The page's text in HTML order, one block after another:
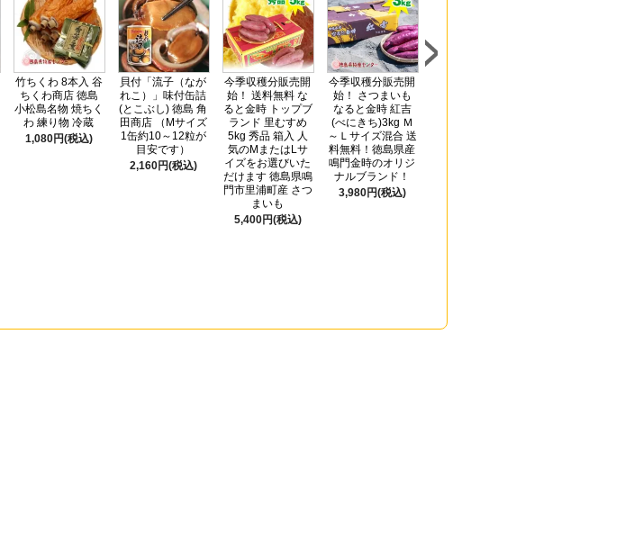
竹ちくわ 8本入 谷
ちくわ商店 徳島
小松島名物 焼ちく
わ 練り物 冷蔵
1,080円(税込)
貝付「流子（なが
れこ）」味付缶詰
(とこぶし) 徳島 角
田商店 （Mサイズ
1缶約10～12粒が
目安です）
2,160円(税込)
今季収穫分販売開
始！ 送料無料 な
ると金時 トップブ
ランド 里むすめ
5kg 秀品 箱入 人
気のMまたはLサ
イズをお選びいた
だけます 徳島県鳴
門市里浦町産 さつ
まいも
5,400円(税込)
今季収穫分販売開
始！ さつまいも
なると金時 紅吉
(べにきち)3kg Ｍ
～Ｌサイズ混合 送
料無料！徳島県産
鳴門金時のオリジ
ナルブランド！
3,980円(税込)